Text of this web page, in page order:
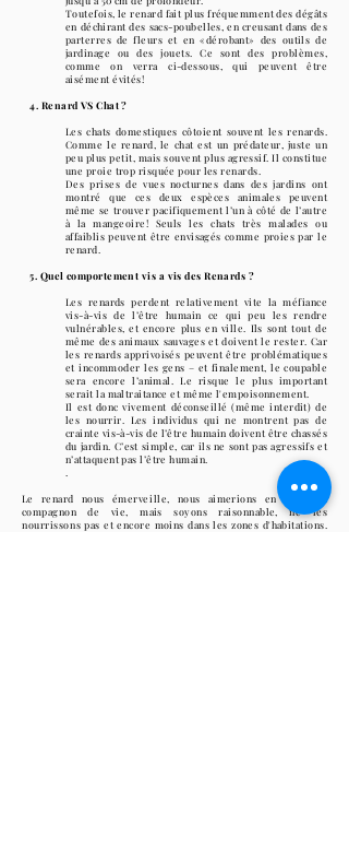
Toutefois, le renard fait plus fréquemment des dégâts
en déchirant des sacs-poubelles, en creusant dans des
parterres de fleurs et en «dérobant» des outils de
jardinage ou des jouets. Ce sont des problèmes,
comme on verra ci-dessous, qui peuvent être
aisément évités!
4. Renard VS Chat ?
Les chats domestiques côtoient souvent les renards.
Comme le renard, le chat est un prédateur, juste un
peu plus petit, mais souvent plus agressif. Il constitue
une proie trop risquée pour les renards.
Des prises de vues nocturnes dans des jardins ont
montré que ces deux espèces animales peuvent
même se trouver pacifiquement l’un à côté de l’autre
à la mangeoire! Seuls les chats très malades ou
affaiblis peuvent être envisagés comme proies par le
renard.
5. Quel comportement vis a vis des Renards ?
Les renards perdent relativement vite la méfiance
vis-à-vis de l’être humain ce qui peu les rendre
vulnérables, et encore plus en ville. Ils sont tout de
même des animaux sauvages et doivent le rester. Car
les renards apprivoisés peuvent être problématiques
et incommoder les gens – et finalement, le coupable
sera encore l’animal. Le risque le plus important
serait la maltraitance et même l'empoisonnement.
Il est donc vivement déconseillé (même interdit) de
les nourrir. Les individus qui ne montrent pas de
crainte vis-à-vis de l’être humain doivent être chassés
du jardin. C’est simple, car ils ne sont pas agressifs et
n’attaquent pas l’être humain.
Le renard nous émerveille , nous aimerions en faire un
compagnon de vie, mais soyons raisonnable, ne les
nourrissons pas et encore moins dans les zones d'habitations.